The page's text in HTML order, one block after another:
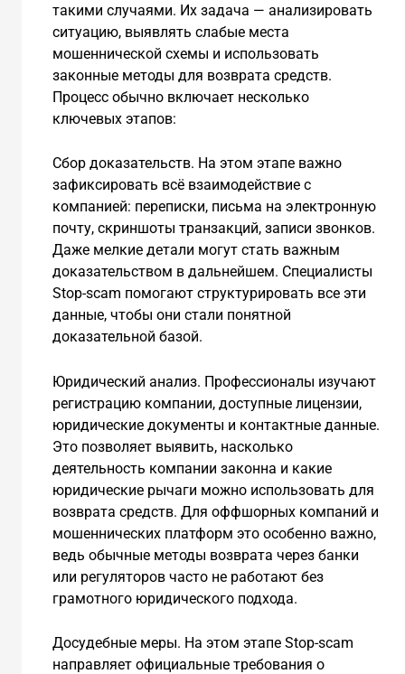
такими случаями. Их задача — анализировать
ситуацию, выявлять слабые места
мошеннической схемы и использовать
законные методы для возврата средств.
Процесс обычно включает несколько
ключевых этапов:
Сбор доказательств. На этом этапе важно
зафиксировать всё взаимодействие с
компанией: переписки, письма на электронную
почту, скриншоты транзакций, записи звонков.
Даже мелкие детали могут стать важным
доказательством в дальнейшем. Специалисты
Stop-scam помогают структурировать все эти
данные, чтобы они стали понятной
доказательной базой.
Юридический анализ. Профессионалы изучают
регистрацию компании, доступные лицензии,
юридические документы и контактные данные.
Это позволяет выявить, насколько
деятельность компании законна и какие
юридические рычаги можно использовать для
возврата средств. Для оффшорных компаний и
мошеннических платформ это особенно важно,
ведь обычные методы возврата через банки
или регуляторов часто не работают без
грамотного юридического подхода.
Досудебные меры. На этом этапе Stop-scam
направляет официальные требования о